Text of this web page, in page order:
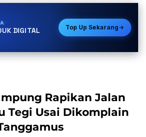
DIGITAL Top Up Sekarang
Rapikan Jalan
Tegi Usai Dikomplain